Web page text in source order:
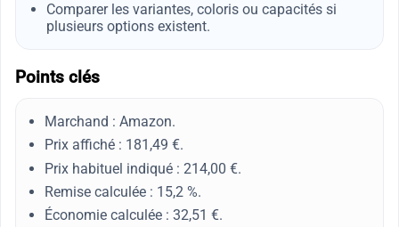
Comparer les variantes, coloris ou capacités si
plusieurs options existent.
Points clés
Marchand : Amazon.
Prix affiché : 181,49 €.
Prix habituel indiqué : 214,00 €.
Remise calculée : 15,2 %.
Économie calculée : 32,51 €.